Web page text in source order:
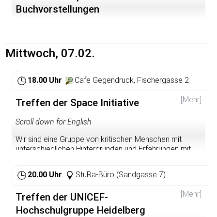
Buchvorstellungen
Mittwoch, 07.02.
18.00 Uhr Cafe Gegendruck, Fischergasse 2
[Mehr]
Treffen der Space Initiative
Scroll down for English
Wir sind eine Gruppe von kritischen Menschen mit
unterschiedlichen Hintergründen und Erfahrungen mit
exklusiven Weltordnung zurückholen wollen.
Wir fordern das Recht für alle Menschen, sich überall frei
zu bewegen und zu bleiben!
20.00 Uhr StuRa-Büro (Sandgasse 7)
[Mehr]
Treffen der UNICEF-
Hochschulgruppe Heidelberg